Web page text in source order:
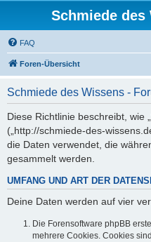
Schmiede des
FAQ
Foren-Übersicht
Schmiede des Wissens -
Diese Richtlinie beschreibt, wie
(„http://schmiede-des-
die Daten verwendet, die
gesammelt werden.
UMFANG UND ART DER
Deine Daten werden auf vier
Die Forensoftware phpBB
mehrere Cookies. Cookies